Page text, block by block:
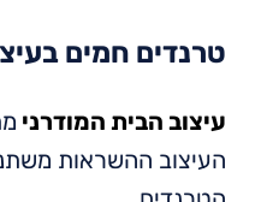
טרנדים חמים
עיצוב הבית המודרני
העיצוב ההשראות